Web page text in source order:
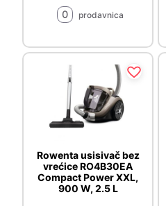
0
prodavnica
Rowenta usisivač bez
vrećice RO4B30EA
Compact Power XXL,
900 W, 2.5 L